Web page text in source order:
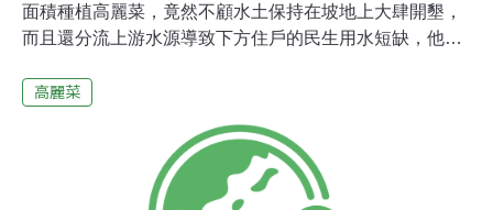
面積種植高麗菜，竟然不顧水土保持在坡地上大肆開墾，
而且還分流上游水源導致下方住戶的民生用水短缺，他希
生態浩劫。尖石鄉公所秘書葉長城說，並沒有接獲相關的
陳逢富也說，曾聽聞部分居民對業者大面積種植高麗菜不
滿，也有人懷疑最近枯水期的民生用水不足是灌溉用水耗
去太多。陳逢富和當地幾個鄰長也說，他們不知道真正開
高麗菜